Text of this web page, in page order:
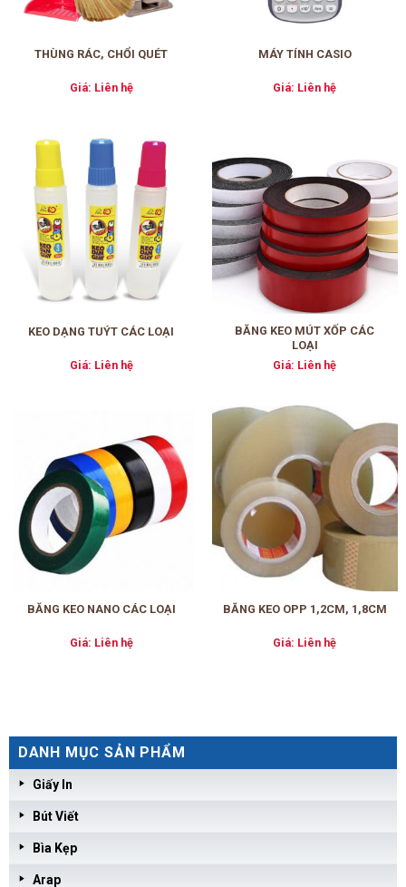
DANH MỤC SẢN PHẨM
Giấy In
Bút Viết
Bìa Kẹp
Arap
THÙNG RÁC, CHỔI QUÉT
Giá: Liên hệ
MÁY TÍNH CASIO
Giá: Liên hệ
KEO DẠNG TUÝT CÁC LOẠI
Giá: Liên hệ
BĂNG KEO MÚT XỐP CÁC
LOẠI
Giá: Liên hệ
BĂNG KEO NANO CÁC LOẠI
Giá: Liên hệ
BĂNG KEO OPP 1,2CM, 1,8CM
Giá: Liên hệ